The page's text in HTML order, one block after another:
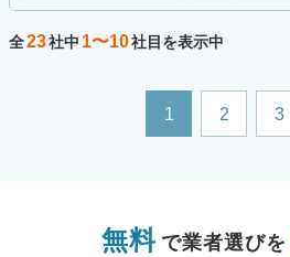
全23社中 1〜10社目を表示中
1 2 3
無料 で業者選びを